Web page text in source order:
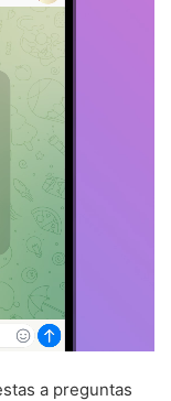
a preguntas